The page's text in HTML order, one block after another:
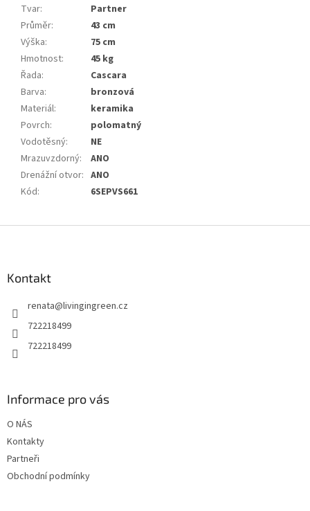
Tvar:
Partner
Průměr:
43 cm
Výška:
75 cm
Hmotnost:
45 kg
Řada:
Cascara
Barva:
bronzová
Materiál:
keramika
Povrch:
polomatný
Vodotěsný:
NE
Mrazuvzdorný:
ANO
Drenážní otvor: ANO
Kód: 6SEPVS661
Kontakt
renata@livingingreen.cz
722218499
722218499
Informace pro vás
O NÁS
Kontakty
Partneři
Obchodní podmínky